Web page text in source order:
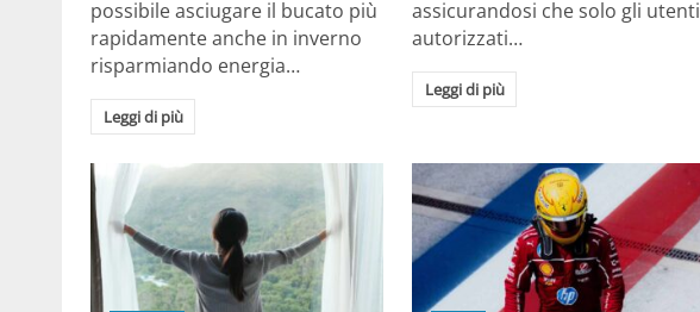
possibile asciugare il bucato più
rapidamente anche in inverno
risparmiando energia…
Leggi di più
assicurandosi che solo gli utenti
autorizzati…
Leggi di più